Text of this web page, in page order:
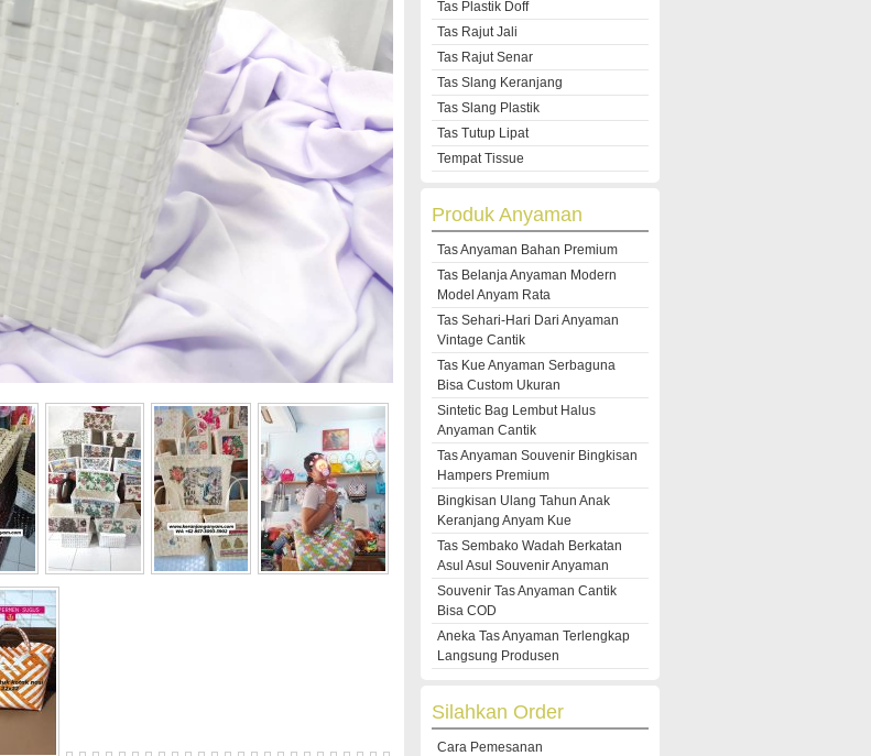
Tas Plastik Doff
Tas Rajut Jali
Tas Rajut Senar
Tas Slang Keranjang
Tas Slang Plastik
Tas Tutup Lipat
Tempat Tissue
Produk Anyaman
Tas Anyaman Bahan Premium
Tas Belanja Anyaman Modern
Model Anyam Rata
Tas Sehari-Hari Dari Anyaman
Vintage Cantik
Tas Kue Anyaman Serbaguna
Bisa Custom Ukuran
Sintetic Bag Lembut Halus
Anyaman Cantik
Tas Anyaman Souvenir Bingkisan
Hampers Premium
Bingkisan Ulang Tahun Anak
Keranjang Anyam Kue
Tas Sembako Wadah Berkatan
Asul Asul Souvenir Anyaman
Souvenir Tas Anyaman Cantik
Bisa COD
Aneka Tas Anyaman Terlengkap
Langsung Produsen
Silahkan Order
Cara Pemesanan